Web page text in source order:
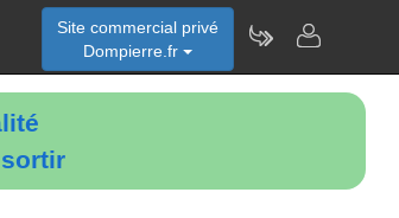
Site commercial privé
Dompierre.fr